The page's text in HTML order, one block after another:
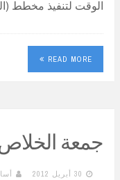
الوقت لتنفيذ مخطط
READ MORE
جمعة
30 أبريل 2012